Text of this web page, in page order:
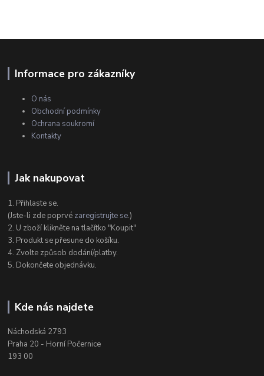
Informace pro zákazníky
O nás
Obchodní podmínky
Ochrana soukromí
Kontakty
Jak nakupovat
1. Přihlaste se.
(Jste-li zde poprvé zaregistrujte se.)
2. U zboží klikněte na tlačítko "Koupit"
3. Produkt se přesune do košíku.
4. Zvolte způsob dodání/platby.
5. Dokončete objednávku.
Kde nás najdete
Náchodská 2793
Praha 20 - Horní Počernice
193 00